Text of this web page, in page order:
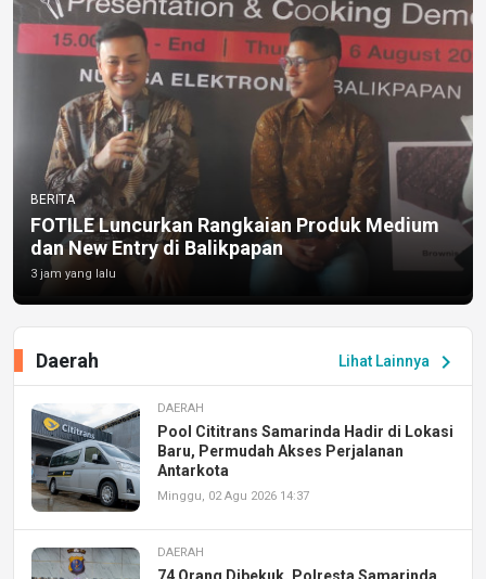
BERITA
FOTILE Luncurkan Rangkaian Produk Medium
dan New Entry di Balikpapan
3 jam yang lalu
Lihat Lainnya chevron_right
Daerah
DAERAH
Pool Cititrans Samarinda Hadir di Lokasi
Baru, Permudah Akses Perjalanan
Antarkota
Minggu, 02 Agu 2026 14:37
DAERAH
74 Orang Dibekuk, Polresta Samarinda